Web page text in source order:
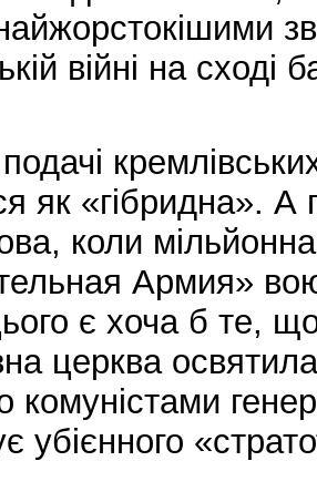
війні на сході
як «гібридна». А
коли
Армия»
є хоча б те,
церква
комуністами
убієнного